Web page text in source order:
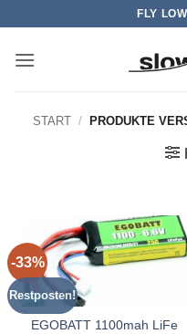
springen
FLY
START / PRODUKTE
-33%
Restposten!
EGOBATT 1100mah LiFe